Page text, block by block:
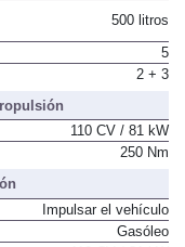
500 litros
5
2 + 3
110 CV / 81 kW
250 Nm
Impulsar el vehículo
Gasóleo